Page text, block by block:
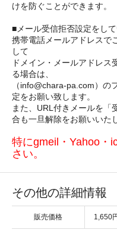
けを防ぐことができます。
■メール受信拒否設定をし
携帯電話メールアドレスで
して
ドメイン・メールアドレ
る場合は、
（info@chara-pa.com）の
定をお願い致します。
また、URL付きメールを「
合も一旦解除をお願いいた
特にgmeil・Yahoo・
さい。
その他の詳細情報
販売価格 1,650